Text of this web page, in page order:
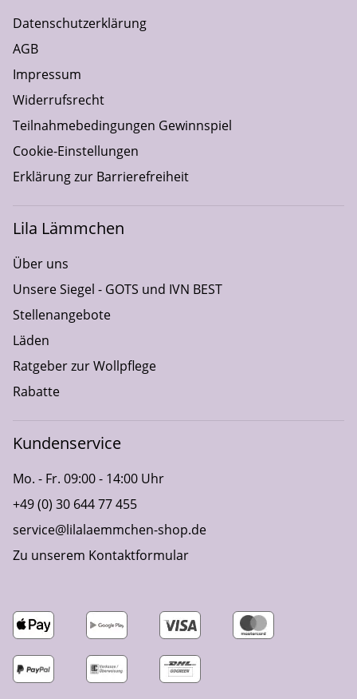
Datenschutzerklärung
AGB
Impressum
Widerrufsrecht
Teilnahmebedingungen Gewinnspiel
Cookie-Einstellungen
Erklärung zur Barrierefreiheit
Lila Lämmchen
Über uns
Unsere Siegel - GOTS und IVN BEST
Stellenangebote
Läden
Ratgeber zur Wollpflege
Rabatte
Kundenservice
Mo. - Fr. 09:00 - 14:00 Uhr
+49 (0) 30 644 77 455
service@lilalaemmchen-shop.de
Zu unserem Kontaktformular